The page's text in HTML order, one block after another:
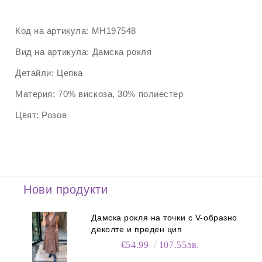
Код на артикула: MH197548
Вид на артикула: Дамска рокля
Детайли: Цепка
Материя:70% вискоза, 30% полиестер
Цвят: Розов
Нови продукти
Дамска рокля на точки с V-образно
деколте и преден цип
€54.99 107.55лв.